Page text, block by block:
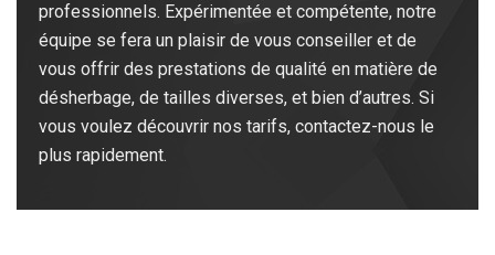
professionnels. Expérimentée et compétente, notre
équipe se fera un plaisir de vous conseiller et de
vous offrir des prestations de qualité en matière de
désherbage, de tailles diverses, et bien d’autres. Si
vous voulez découvrir nos tarifs, contactez-nous le
plus rapidement.